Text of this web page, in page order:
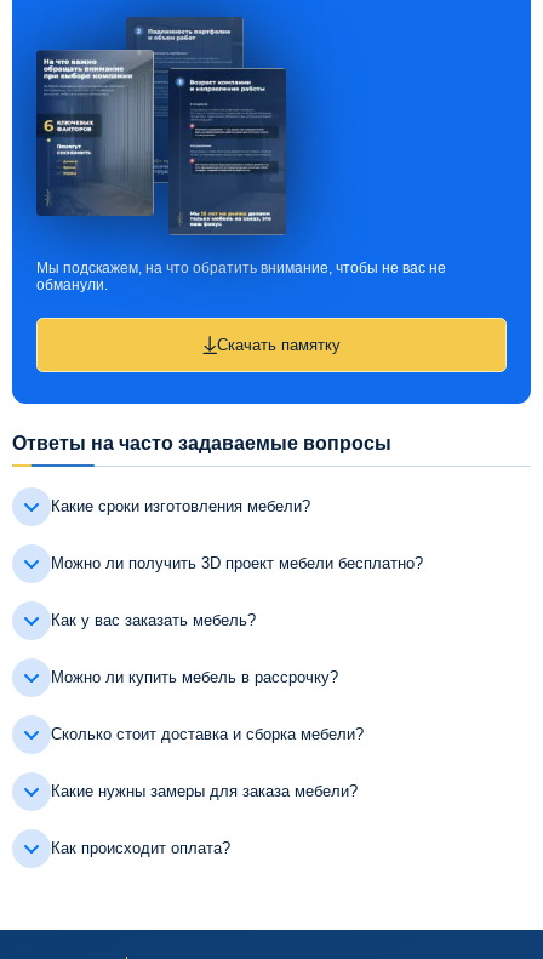
Мы подскажем, на что обратить внимание, чтобы не вас не
обманули.
Скачать памятку
Ответы на часто задаваемые вопросы
Какие сроки изготовления мебели?
Можно ли получить 3D проект мебели бесплатно?
Как у вас заказать мебель?
Можно ли купить мебель в рассрочку?
Сколько стоит доставка и сборка мебели?
Какие нужны замеры для заказа мебели?
Как происходит оплата?